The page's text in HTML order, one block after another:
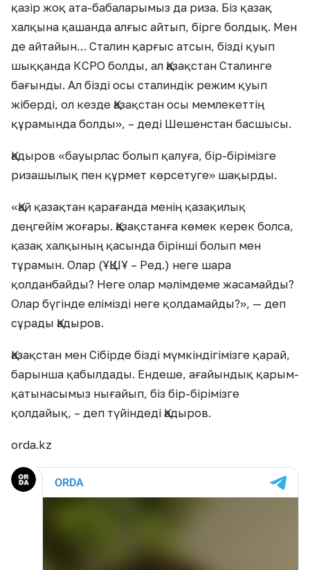
қазір жоқ ата-бабаларымыз да риза. Біз қазақ
халқына қашанда алғыс айтып, бірге болдық. Мен
де айтайын… Сталин қарғыс атсын, бізді қуып
шыққанда КСРО болды, ал Қазақстан Сталинге
бағынды. Ал бізді осы сталиндік режим қуып
жіберді, ол кезде Қазақстан осы мемлекеттің
құрамында болды», – деді Шешенстан басшысы.
Қадыров «бауырлас болып қалуға, бір-бірімізге
ризашылық пен құрмет көрсетуге» шақырды.
«Қай қазақтан қарағанда менің қазақилық
деңгейім жоғары. Қазақстанға көмек керек болса,
қазақ халқының қасында бірінші болып мен
тұрамын. Олар (ҰҚШҰ – Ред.) неге шара
қолданбайды? Неге олар мәлімдеме жасамайды?
Олар бүгінде елімізді неге қолдамайды?», — деп
сұрады Қадыров.
Қазақстан мен Сібірде бізді мүмкіндігімізге қарай,
барынша қабылдады. Ендеше, ағайындық қарым-
қатынасымыз нығайып, біз бір-бірімізге
қолдайық, – деп түйіндеді Қадыров.
orda.kz